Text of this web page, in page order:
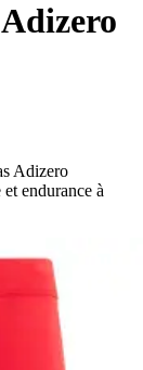
Adizero
endurance à